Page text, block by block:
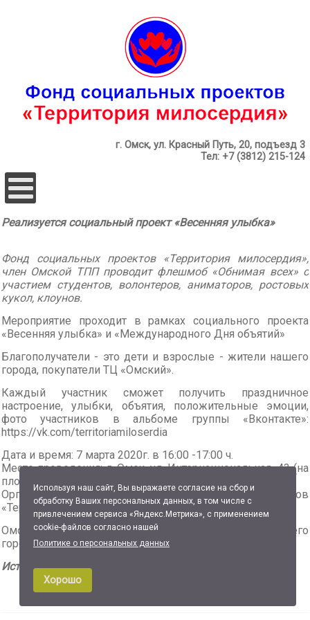
г. Омск, ул. Красный Путь, 20, подъезд 3
Тел: +7 (3812) 215-124
Реализуется социальный проект «Весенняя улыбка»
Фонд социальных проектов «Территория милосердия»,
член Омской ТПП проводит флешмоб «Обнимая всех» с
участием студентов, волонтеров, аниматоров, ростовых
кукол, клоунов.
Мероприятие проходит в рамках социального проекта
«Весенняя улыбка» и «Международного Дня объятий»
Благополучатели - это дети и взрослые - жители нашего
города, покупатели ТЦ «Омский».
Каждый участник сможет получить праздничное
настроение, улыбки, объятия, положительные эмоции,
фото участников в альбоме группы «Вконтакте»:
https://vk.com/territoriamiloserdia
Дата и время: 7 марта 2020г. в 16:00 -17:00 ч.
Место проведения: г. Омск, ул. Интернациональная, 43 (на
площади перед ТЦ «Омский»).
Организатор проекта: Фонд социальных проектов
«Территория милосердия».
Омская ТПП приглашает предпринимателей нашего
города и их семей принять участие в мероприятии.
Источник: Сайт Союза «Омская ТПП» от 05.03.2020
Используя наш сайт, Вы выражаете согласие на сбор и
обработку Ваших персональных данных, в том числе с
привлечением сервиса «Яндекс.Метрика», с применением
cookie-файлов согласно нашей
Политике о персональных данных
Хорошо